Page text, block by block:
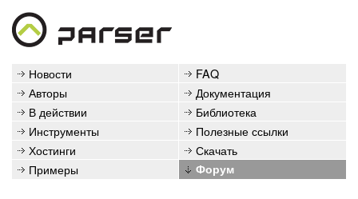
Новости
FAQ
Авторы
Документация
В действии
Библиотека
Инструменты
Полезные ссылки
Хостинги
Скачать
Примеры
Форум